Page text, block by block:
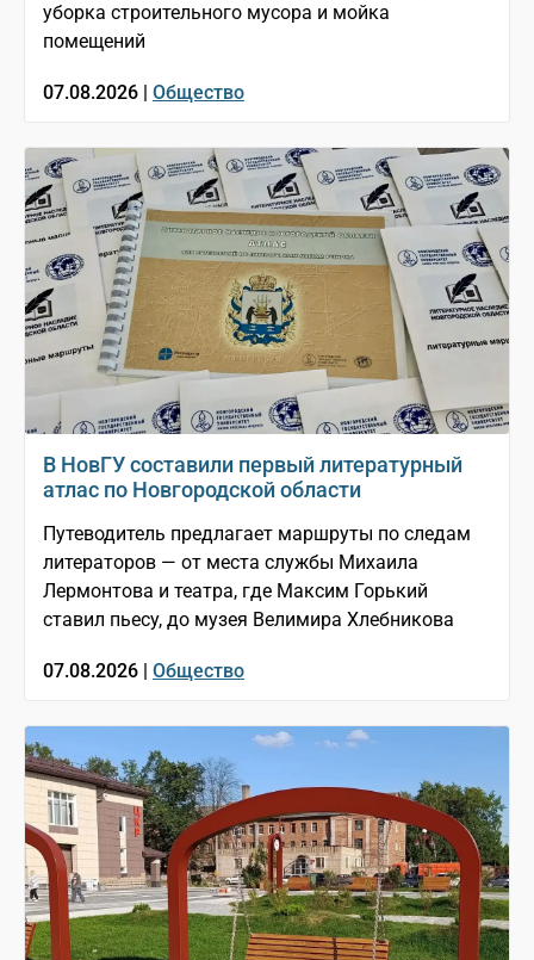
уборка строительного мусора и мойка
помещений
07.08.2026 | Общество
В НовГУ составили первый литературный
атлас по Новгородской области
Путеводитель предлагает маршруты по следам
литераторов — от места службы Михаила
Лермонтова и театра, где Максим Горький
ставил пьесу, до музея Велимира Хлебникова
07.08.2026 | Общество